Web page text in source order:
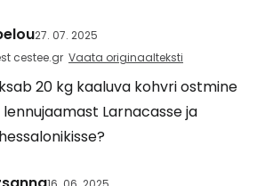
27. 07. 2025
cestee.gr Vaata originaalteksti
20 kg kaaluva kohvri ostmine
lennujaamast Larnacasse ja